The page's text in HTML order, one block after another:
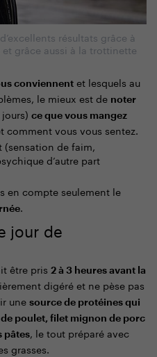
résultats grâce à
grâce aussi à la trottinette
conviennent et lesquels au
le mieux est de noter
ce que vous mangez
comment vous vous sentez.
(sensation de faim,
d’autre part
en compte seulement le
.
jour de
être pris 2 à 3 heures avant la
digéré et ne pèse pas
une source de protéines qui
poulet, filet mignon de porc
pâtes, le tout préparé avec
grasses.